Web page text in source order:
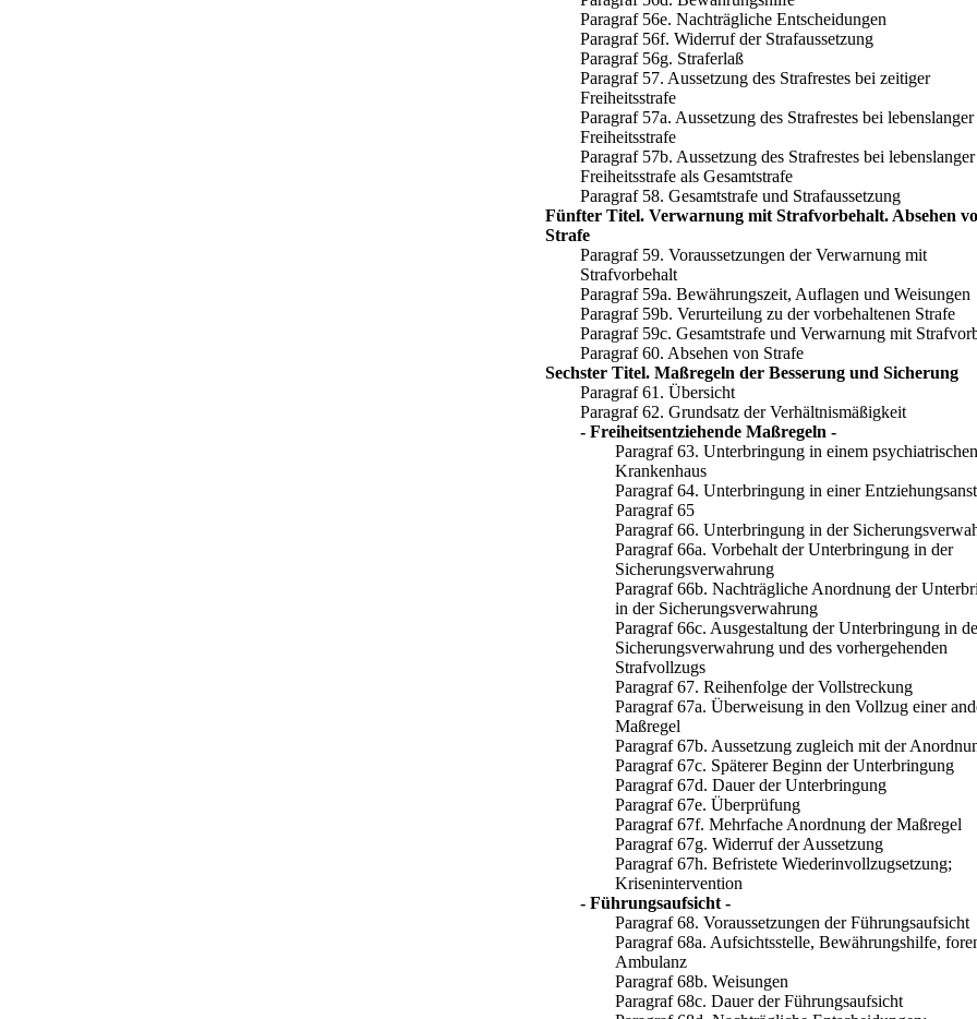
Paragraf 56e. Nachträgliche Entscheidungen
Paragraf 56f. Widerruf der Strafaussetzung
Paragraf 56g. Straferlaß
Paragraf 57. Aussetzung des Strafrestes bei zeitiger
Freiheitsstrafe
Paragraf 57a. Aussetzung des Strafrestes bei lebenslanger
Freiheitsstrafe
Paragraf 57b. Aussetzung des Strafrestes bei lebenslanger
Freiheitsstrafe als Gesamtstrafe
Paragraf 58. Gesamtstrafe und Strafaussetzung
Fünfter Titel. Verwarnung mit Strafvorbehalt. Absehen
Strafe
Paragraf 59. Voraussetzungen der Verwarnung mit
Strafvorbehalt
Paragraf 59a. Bewährungszeit, Auflagen und Weisungen
Paragraf 59b. Verurteilung zu der vorbehaltenen Strafe
Paragraf 59c. Gesamtstrafe und Verwarnung mit
Paragraf 60. Absehen von Strafe
Sechster Titel. Maßregeln der Besserung und Sicherung
Paragraf 61. Übersicht
Paragraf 62. Grundsatz der Verhältnismäßigkeit
- Freiheitsentziehende Maßregeln -
Paragraf 63. Unterbringung in einem psychiatrischen
Krankenhaus
Paragraf 64. Unterbringung in einer
Paragraf 65
Paragraf 66. Unterbringung in der
Paragraf 66a. Vorbehalt der Unterbringung in der
Sicherungsverwahrung
Paragraf 66b. Nachträgliche Anordnung der
in der Sicherungsverwahrung
Paragraf 66c. Ausgestaltung der Unterbringung in
Sicherungsverwahrung und des vorhergehenden
Strafvollzugs
Paragraf 67. Reihenfolge der Vollstreckung
Paragraf 67a. Überweisung in den Vollzug einer
Maßregel
Paragraf 67b. Aussetzung zugleich mit der
Paragraf 67c. Späterer Beginn der Unterbringung
Paragraf 67d. Dauer der Unterbringung
Paragraf 67e. Überprüfung
Paragraf 67f. Mehrfache Anordnung der Maßregel
Paragraf 67g. Widerruf der Aussetzung
Paragraf 67h. Befristete Wiederinvollzugsetzung;
Krisenintervention
- Führungsaufsicht -
Paragraf 68. Voraussetzungen der Führungsaufsicht
Paragraf 68a. Aufsichtsstelle, Bewährungshilfe,
Ambulanz
Paragraf 68b. Weisungen
Paragraf 68c. Dauer der Führungsaufsicht